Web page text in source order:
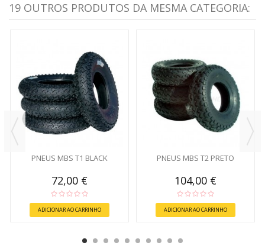
19 OUTROS PRODUTOS DA MESMA CATEGORIA:
PNEUS MBS T1 BLACK
72,00 €
ADICIONAR AO CARRINHO
PNEUS MBS T2 PRETO
104,00 €
ADICIONAR AO CARRINHO